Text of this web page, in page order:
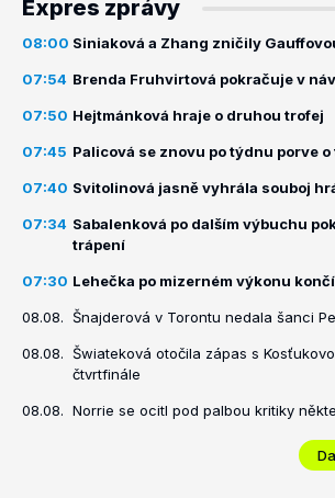
Expres zprávy
08:00 Siniaková a Zhang zničily
07:54 Brenda Fruhvirtová pokračuje v
07:50 Hejtmánková hraje o druhou trofej
07:45 Palicová se znovu po týdnu porve
07:40 Svitolinová jasně vyhrála souboj
07:34 Sabalenková po dalším výbuchu
trápení
07:30 Lehečka po mizerném výkonu končí
08.08. Šnajderová v Torontu nedala šanci
08.08. Šwiateková otočila zápas s
čtvrtfinále
08.08. Norrie se ocitl pod palbou kritiky